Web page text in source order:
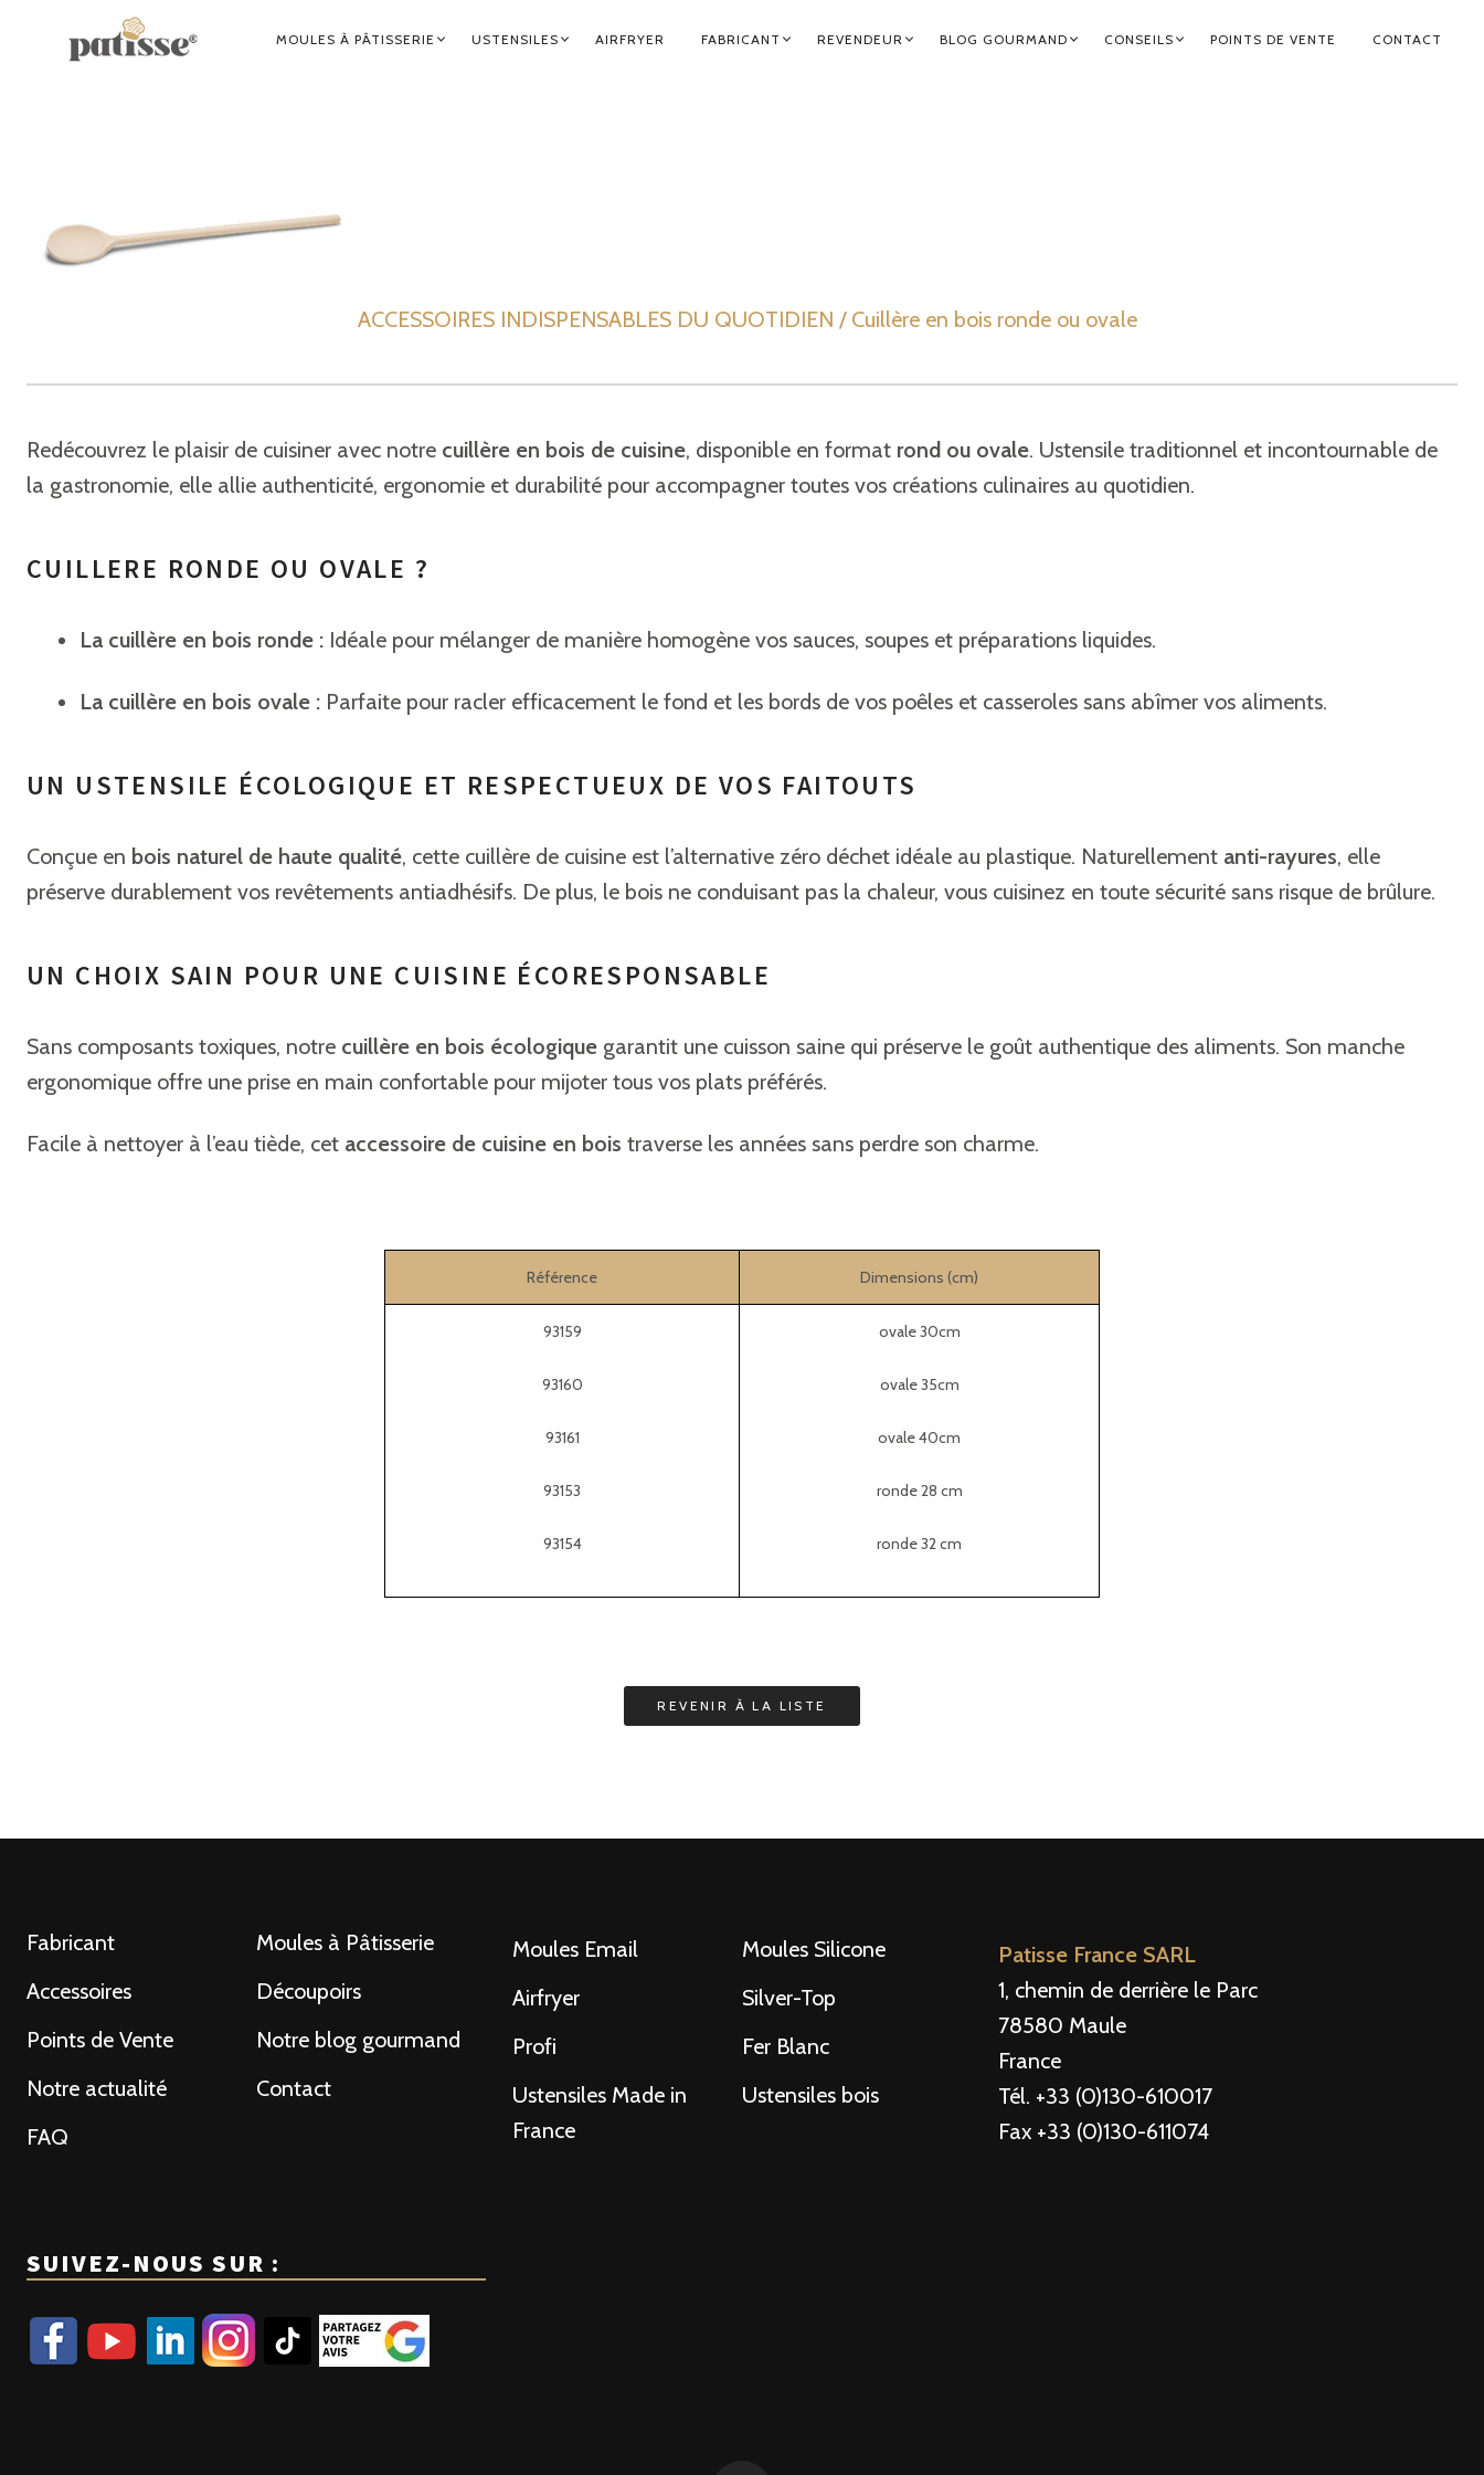
NAVIGATION
MOULES À PÂTISSERIE USTENSILES AIRFRYER FABRICANT REVENDEUR BLOG GOURMAND CONSEILS POINTS DE VENTE CONTACT
ACCESSOIRES INDISPENSABLES DU QUOTIDIEN / Cuillère en bois ronde ou ovale
Redécouvrez le plaisir de cuisiner avec notre cuillère en bois de cuisine, disponible en format rond ou ovale. Ustensile traditionnel et incontournable de
la gastronomie, elle allie authenticité, ergonomie et durabilité pour accompagner toutes vos créations culinaires au quotidien.
CUILLERE RONDE OU OVALE ?
La cuillère en bois ronde : Idéale pour mélanger de manière homogène vos sauces, soupes et préparations liquides.
La cuillère en bois ovale : Parfaite pour racler efficacement le fond et les bords de vos poêles et casseroles sans abîmer vos aliments.
UN USTENSILE ÉCOLOGIQUE ET RESPECTUEUX DE VOS FAITOUTS
Conçue en bois naturel de haute qualité, cette cuillère de cuisine est l’alternative zéro déchet idéale au plastique. Naturellement anti-rayures, elle
préserve durablement vos revêtements antiadhésifs. De plus, le bois ne conduisant pas la chaleur, vous cuisinez en toute sécurité sans risque de brûlure.
UN CHOIX SAIN POUR UNE CUISINE ÉCORESPONSABLE
Sans composants toxiques, notre cuillère en bois écologique garantit une cuisson saine qui préserve le goût authentique des aliments. Son manche
ergonomique offre une prise en main confortable pour mijoter tous vos plats préférés.
Facile à nettoyer à l’eau tiède, cet accessoire de cuisine en bois traverse les années sans perdre son charme.
Référence Dimensions (cm)
93159
93160
93161
93153
93154
ovale 30cm
ovale 35cm
ovale 40cm
ronde 28 cm
ronde 32 cm
Fabricant
Moules à Pâtisserie
Accessoires
Découpoirs
Points de Vente
Notre blog gourmand
Notre actualité
Contact
FAQ
Moules Email
Moules Silicone
Airfryer
Silver-Top
Profi
Fer Blanc
Ustensiles Made in
France
Ustensiles bois
Patisse France SARL
1, chemin de derrière le Parc
78580 Maule
France
Tél. +33 (0)130-610017
Fax +33 (0)130-611074
SUIVEZ-NOUS SUR :